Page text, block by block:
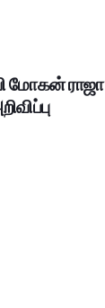
மோகன் ராஜா